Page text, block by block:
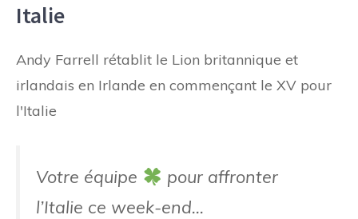
Italie
Andy Farrell rétablit le Lion britannique et
irlandais en Irlande en commençant le XV pour
l'Italie
Votre équipe
pour affronter
l’Italie ce week-end…